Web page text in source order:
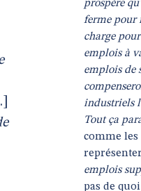
prospère
ferme pour
charge
emplois à
emplois de
industriels
Tout ça
comme les
emplois
pas de